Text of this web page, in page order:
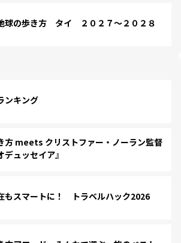
球の歩き方 タイ ２０２７～２０２８
ンキング
方 meets クリストファー・ノーラン監督
デュッセイア』
もスマートに！ トラベルハック2026